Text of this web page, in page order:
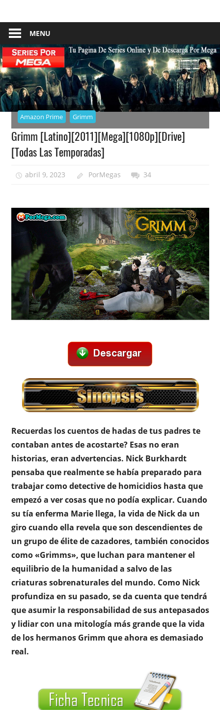
content
Series
–
Por
Mega
Pagina
De
Descarga
Por
Mega
MENU
Amazon Prime Grimm
Grimm [Latino][2011][Mega][1080p][Drive]
[Todas Las Temporadas]
abril 9, 2023 PorMegas 34
Recuerdas los cuentos de hadas de tus padres te
contaban antes de acostarte? Esas no eran
historias, eran advertencias. Nick Burkhardt
pensaba que realmente se había preparado para
trabajar como detective de homicidios hasta que
empezó a ver cosas que no podía explicar. Cuando
su tía enferma Marie llega, la vida de Nick da un
giro cuando ella revela que son descendientes de
un grupo de élite de cazadores, también conocidos
como «Grimms», que luchan para mantener el
equilibrio de la humanidad a salvo de las
criaturas sobrenaturales del mundo. Como Nick
profundiza en su pasado, se da cuenta que tendrá
que asumir la responsabilidad de sus antepasados
y lidiar con una mitología más grande que la vida
de los hermanos Grimm que ahora es demasiado
real.